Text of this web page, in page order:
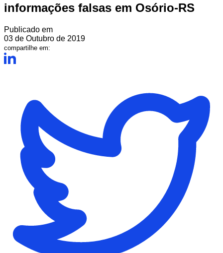
informações falsas em Osório-RS
Publicado em
03 de Outubro de 2019
compartilhe em: